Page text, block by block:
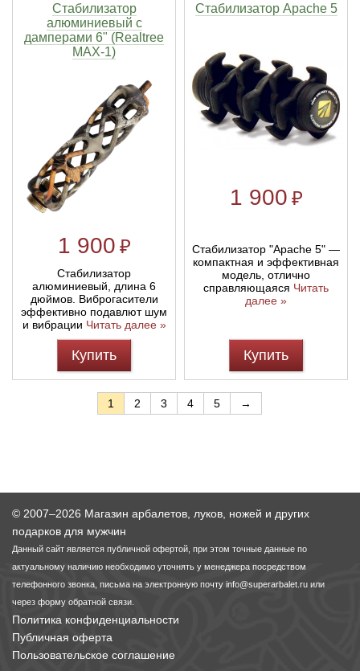
Стабилизатор
алюминиевый с
дамперами 6" (Realtree
MAX-1)
1 900 ₽
Стабилизатор
алюминиевый, длина 6
дюймов. Виброгасители
эффективно подавлют шум
и вибрации Читать далее »
Купить
Стабилизатор Apache 5
1 900 ₽
Стабилизатор "Apache 5" —
компактная и эффективная
модель, отлично
справляющаяся Читать
далее »
Купить
1 2 3 4 5 →
© 2007–2026 Магазин арбалетов, луков, ножей и других
подарков для мужчин
Данный сайт является публичной офертой, при этом точные данные по
актуальному наличию необходимо уточнять у менеджера посредством
телефонного звонка, письма на электронную почту info@superarbalet.ru или
через форму обратной связи.
Политика конфиденциальности
Публичная оферта
Пользовательское соглашение